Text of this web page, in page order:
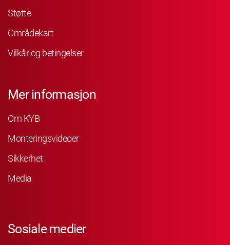
Støtte
Områdekart
Vilkår og betingelser
Mer informasjon
Om KYB
Monteringsvideoer
Sikkerhet
Media
Sosiale medier